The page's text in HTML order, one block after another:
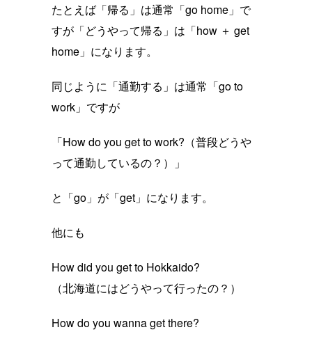
たとえば「帰る」は通常「go home」で
すが「どうやって帰る」は「how ＋ get
home」になります。
同じように「通勤する」は通常「go to
work」ですが
「How do you get to work?（普段どうや
って通勤しているの？）」
と「go」が「get」になります。
他にも
How did you get to Hokkaido?
（北海道にはどうやって行ったの？）
How do you wanna get there?